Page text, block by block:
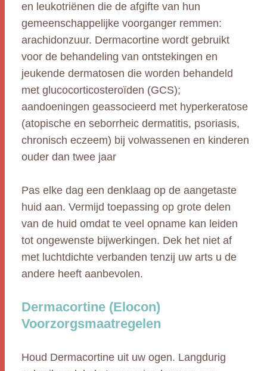
en leukotriënen die de afgifte van hun
gemeenschappelijke voorganger remmen:
arachidonzuur. Dermacortine wordt gebruikt
voor de behandeling van ontstekingen en
jeukende dermatosen die worden behandeld
met glucocorticosteroïden (GCS);
aandoeningen geassocieerd met hyperkeratose
(atopische en seborrheic dermatitis, psoriasis,
chronisch eczeem) bij volwassenen en kinderen
ouder dan twee jaar
Pas elke dag een denklaag op de aangetaste
huid aan. Vermijd toepassing op grote delen
van de huid omdat te veel opname kan leiden
tot ongewenste bijwerkingen. Dek het niet af
met luchtdichte verbanden tenzij uw arts u de
andere heeft aanbevolen.
Dermacortine (Elocon)
Voorzorgsmaatregelen
Houd Dermacortine uit uw ogen. Langdurig